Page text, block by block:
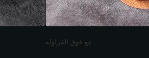
مع فوق الفراولة